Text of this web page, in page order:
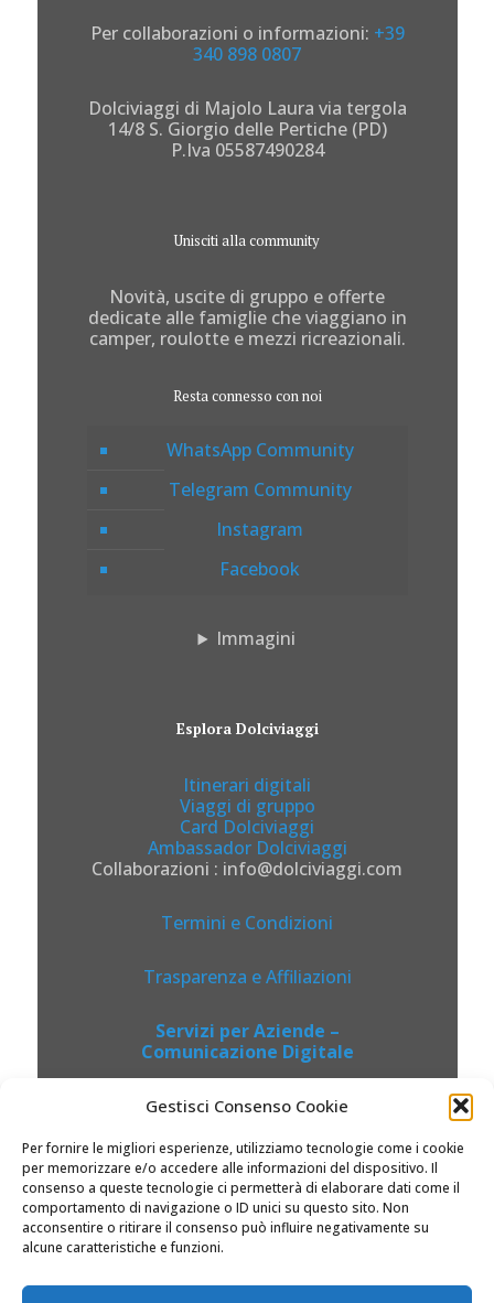
Gestisci Consenso Cookie
Per fornire le migliori esperienze, utilizziamo tecnologie come i cookie
per memorizzare e/o accedere alle informazioni del dispositivo. Il
consenso a queste tecnologie ci permetterà di elaborare dati come il
comportamento di navigazione o ID unici su questo sito. Non
acconsentire o ritirare il consenso può influire negativamente su
alcune caratteristiche e funzioni.
Per collaborazioni o informazioni: +39
340 898 0807
Dolciviaggi di Majolo Laura via tergola
14/8 S. Giorgio delle Pertiche (PD)
P.Iva 05587490284
Unisciti alla community
Novità, uscite di gruppo e offerte
dedicate alle famiglie che viaggiano in
camper, roulotte e mezzi ricreazionali.
Resta connesso con noi
WhatsApp Community
Telegram Community
Instagram
Facebook
Immagini
Esplora Dolciviaggi
Itinerari digitali
Viaggi di gruppo
Card Dolciviaggi
Ambassador Dolciviaggi
Collaborazioni : info@dolciviaggi.com
Termini e Condizioni
Trasparenza e Affiliazioni
Servizi per Aziende –
Comunicazione Digitale